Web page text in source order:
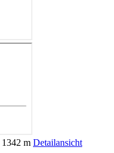
1342 m Detailansicht